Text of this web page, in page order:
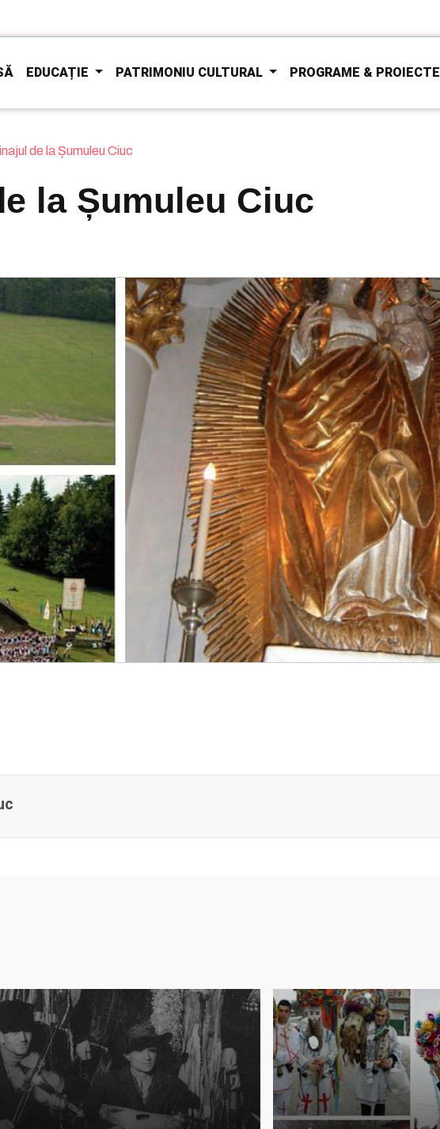
EDUCAȚIE PATRIMONIU CULTURAL PROGRAME & PROIECTE
de la Șumuleu Ciuc
la Șumuleu Ciuc